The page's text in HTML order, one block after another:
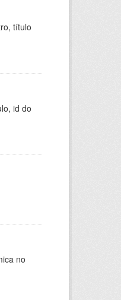
título
id do
no